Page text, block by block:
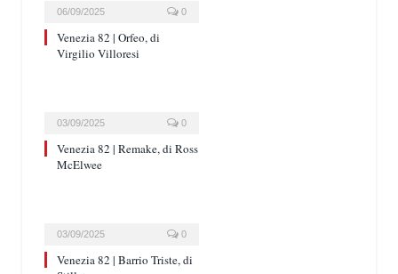
06/09/2025 0
Venezia 82 | Orfeo, di
Virgilio Villoresi
03/09/2025 0
Venezia 82 | Remake, di Ross
McElwee
03/09/2025 0
Venezia 82 | Barrio Triste, di